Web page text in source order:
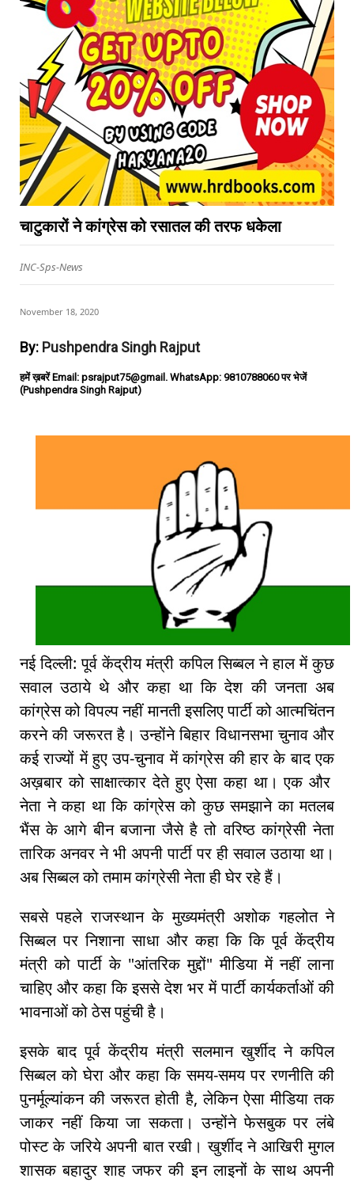
चाटुकारों ने कांग्रेस को रसातल की तरफ धकेला
INC-Sps-News
November 18, 2020
By: Pushpendra Singh Rajput
हमें ख़बरें Email: psrajput75@gmail. WhatsApp: 9810788060 पर भेजें
(Pushpendra Singh Rajput)
नई दिल्ली: पूर्व केंद्रीय मंत्री कपिल सिब्बल ने हाल में कुछ
सवाल उठाये थे और कहा था कि देश की जनता अब
कांग्रेस को विपल्प नहीं मानती इसलिए पार्टी को आत्मचिंतन
करने की जरूरत है। उन्होंने बिहार विधानसभा चुनाव और
कई राज्यों में हुए उप-चुनाव में कांग्रेस की हार के बाद एक
अख़बार को साक्षात्कार देते हुए ऐसा कहा था। एक और
नेता ने कहा था कि कांग्रेस को कुछ समझाने का मतलब
भैंस के आगे बीन बजाना जैसे है तो वरिष्ठ कांग्रेसी नेता
तारिक अनवर ने भी अपनी पार्टी पर ही सवाल उठाया था।
अब सिब्बल को तमाम कांग्रेसी नेता ही घेर रहे हैं।
सबसे पहले राजस्थान के मुख्यमंत्री अशोक गहलोत ने
सिब्बल पर निशाना साधा और कहा कि कि पूर्व केंद्रीय
मंत्री को पार्टी के "आंतरिक मुद्दों" मीडिया में नहीं लाना
चाहिए और कहा कि इससे देश भर में पार्टी कार्यकर्ताओं की
भावनाओं को ठेस पहुंची है।
इसके बाद पूर्व केंद्रीय मंत्री सलमान खुर्शीद ने कपिल
सिब्बल को घेरा और कहा कि समय-समय पर रणनीति की
पुनर्मूल्‍यांकन की जरूरत होती है, लेकिन ऐसा मीडिया तक
जाकर नहीं किया जा सकता। उन्होंने फेसबुक पर लंबे
पोस्‍ट के जरिये अपनी बात रखी। खुर्शीद ने आखिरी मुगल
शासक बहादुर शाह जफर की इन लाइनों के साथ अपनी